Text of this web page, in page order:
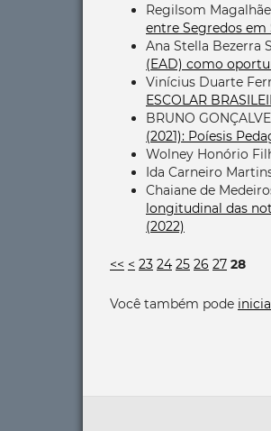
Regilsom
entre Segredos em
Ana Stella Bezerra
(EAD) como
Vinícius Duarte
ESCOLAR
BRUNO
(2021): Poíesis
Wolney Honório
Ida Carneiro
Chaiane de
longitudinal das
(2022)
<< < 23 24 25 26 27 28
Você também pode